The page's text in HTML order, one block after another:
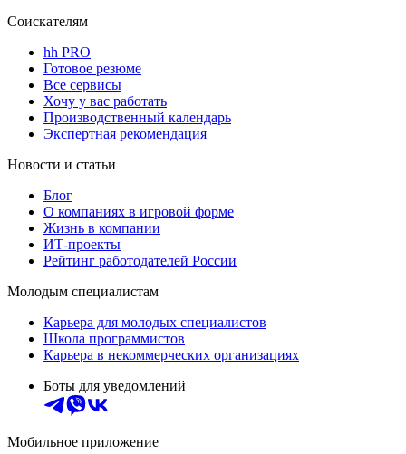
Соискателям
hh PRO
Готовое резюме
Все сервисы
Хочу у вас работать
Производственный календарь
Экспертная рекомендация
Новости и статьи
Блог
О компаниях в игровой форме
Жизнь в компании
ИТ-проекты
Рейтинг работодателей России
Молодым специалистам
Карьера для молодых специалистов
Школа программистов
Карьера в некоммерческих организациях
Боты для уведомлений
Мобильное приложение